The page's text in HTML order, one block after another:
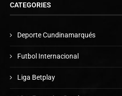
CATEGORIES
Deporte Cundinamarqués
Futbol Internacional
Liga Betplay